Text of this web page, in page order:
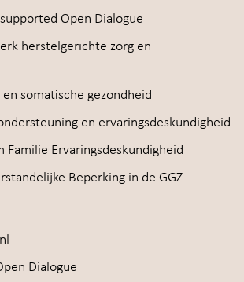
Open Dialogue
herstelgerichte zorg en
somatische gezondheid
en ervaringsdeskundigheid
Familie Ervaringsdeskundigheid
Beperking in de GGZ
Dialogue